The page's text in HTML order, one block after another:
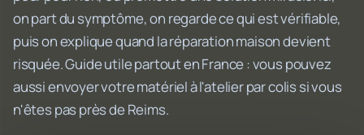
on part du symptôme, on regarde ce qui est vérifiable,
puis on explique quand la réparation maison devient
risquée. Guide utile partout en France : vous pouvez
aussi envoyer votre matériel à l'atelier par colis si vous
n'êtes pas près de Reims.